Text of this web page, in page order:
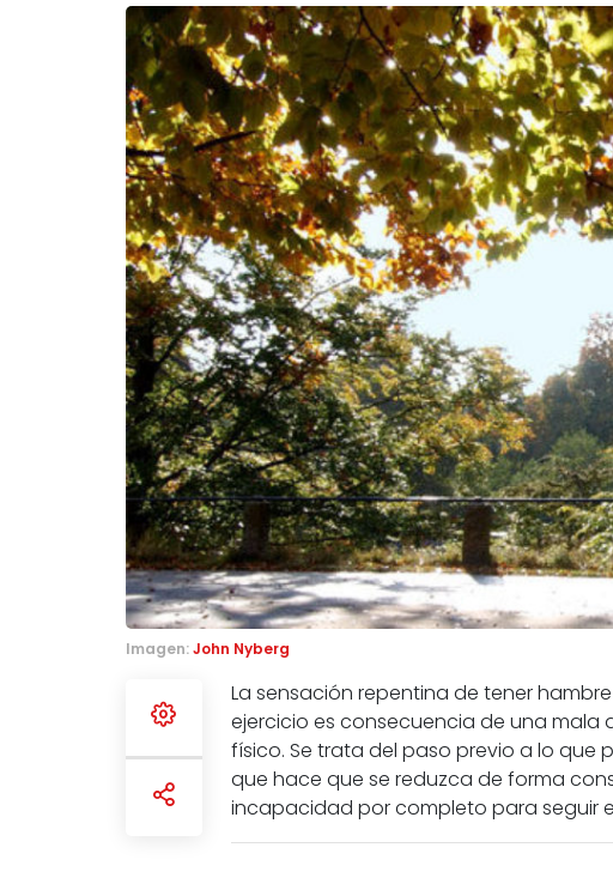
Imagen:John Nyberg
La sensación repentina de tener
ejercicio es consecuencia de una mala
físico. Se trata del paso previo a lo que
que hace que se reduzca de forma
incapacidad por completo para seguir